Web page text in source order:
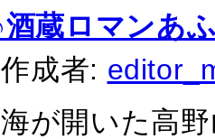
蔵ロマンあ
作成者:
が開いた高